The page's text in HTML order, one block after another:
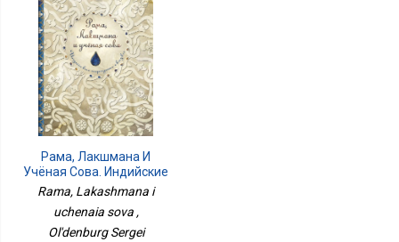
Рама, Лакшмана И
Учёная Сова. Индийские
Народные Сказки
Rama, Lakashmana i
uchenaia sova ,
Ol'denburg Sergei